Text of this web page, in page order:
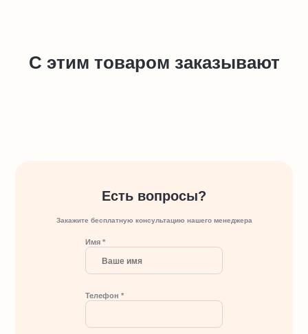
С этим товаром заказывают
Есть вопросы?
Закажите бесплатную консультацию нашего менеджера
Имя *
Телефон *